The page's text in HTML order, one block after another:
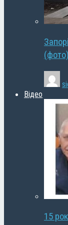
(фото)
Відео
15